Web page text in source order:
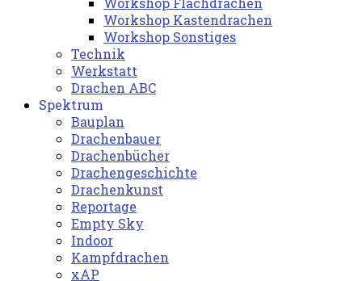
Workshop Kastendrachen
Workshop Sonstiges
Technik
Werkstatt
Drachen ABC
Spektrum
Bauplan
Drachenbauer
Drachenbücher
Drachengeschichte
Drachenkunst
Reportage
Empty Sky
Indoor
Kampfdrachen
xAP